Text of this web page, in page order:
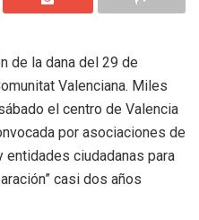
de la dana del 29 de
Valenciana. Miles
el centro de Valencia
por asociaciones de
ciudadanas para
casi dos años